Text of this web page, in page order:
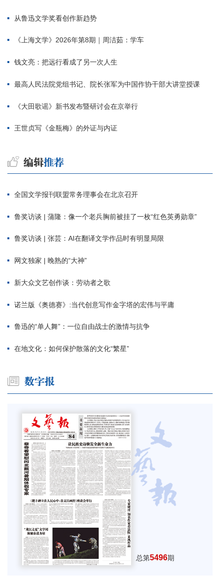
从鲁迅文学奖看创作新趋势
《上海文学》2026年第8期｜周洁茹：学车
钱文亮：把远行看成了另一次人生
最高人民法院党组书记、院长张军为中国作协干部大讲堂授课
《大田歌谣》新书发布暨研讨会在京举行
王世贞写《金瓶梅》的外证与内证
全国文学报刊联盟常务理事会在北京召开
鲁奖访谈 | 蒲隆：像一个老兵胸前被挂了一枚“红色英勇勋章”
鲁奖访谈 | 张芸：AI在翻译文学作品时有明显局限
网文独家 | 晚熟的“大神”
新大众文艺创作谈：劳动者之歌
诺兰版《奥德赛》:当代创意写作金字塔的宏伟与平庸
鲁迅的“单人舞”：一位自由战士的激情与抗争
在地文化：如何保护散落的文化“繁星”
总第5496期